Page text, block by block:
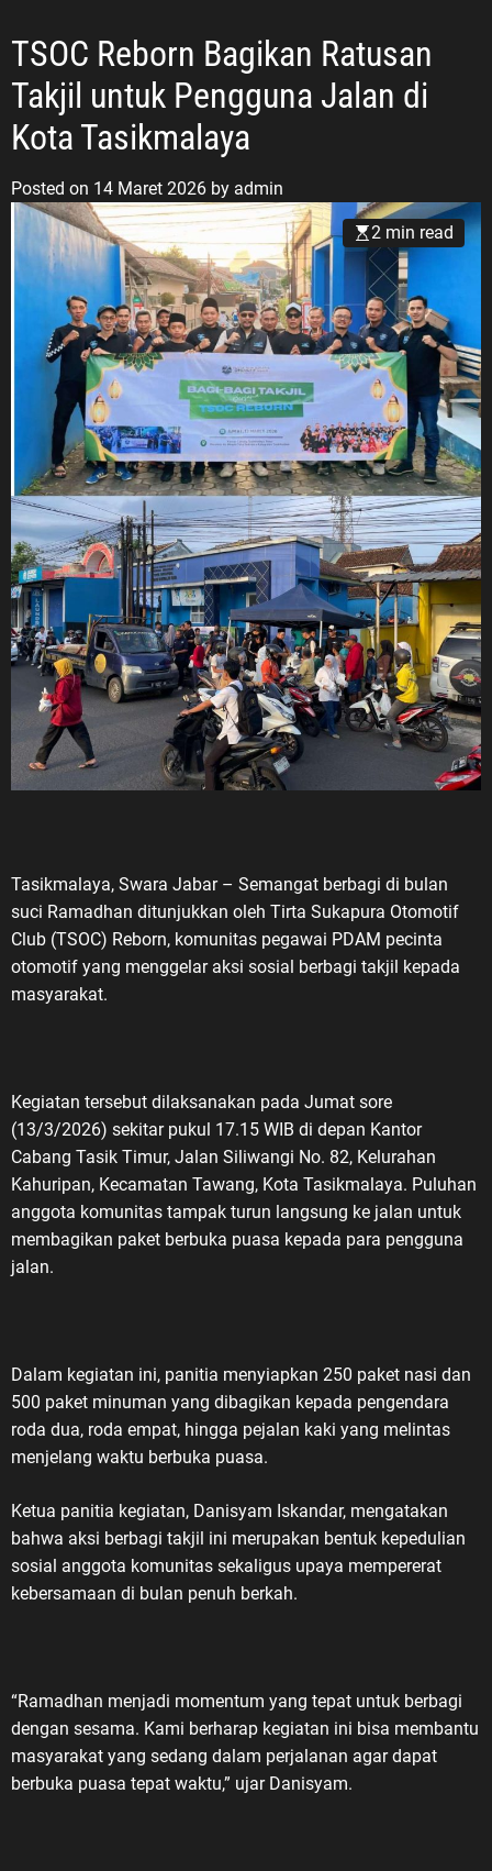
jasa,
para
menjaga
PC
Hari
para
sarat
Terima
bangsa
veteran
ingatan
di tengah
dan
(LVRI)
dan
dan
harus
ujar
Nasional
Nomor
Veteran
pada
serta
67
TSOC Reborn Bagikan Ratusan
Takjil untuk Pengguna Jalan di
Kota Tasikmalaya
Posted on 14 Maret 2026 by admin
2 min read
Tasikmalaya, Swara Jabar – Semangat berbagi di bulan
suci Ramadhan ditunjukkan oleh Tirta Sukapura Otomotif
Club (TSOC) Reborn, komunitas pegawai PDAM pecinta
otomotif yang menggelar aksi sosial berbagi takjil kepada
masyarakat.
Kegiatan tersebut dilaksanakan pada Jumat sore
(13/3/2026) sekitar pukul 17.15 WIB di depan Kantor
Cabang Tasik Timur, Jalan Siliwangi No. 82, Kelurahan
Kahuripan, Kecamatan Tawang, Kota Tasikmalaya. Puluhan
anggota komunitas tampak turun langsung ke jalan untuk
membagikan paket berbuka puasa kepada para pengguna
jalan.
Dalam kegiatan ini, panitia menyiapkan 250 paket nasi dan
500 paket minuman yang dibagikan kepada pengendara
roda dua, roda empat, hingga pejalan kaki yang melintas
menjelang waktu berbuka puasa.
Ketua panitia kegiatan, Danisyam Iskandar, mengatakan
bahwa aksi berbagi takjil ini merupakan bentuk kepedulian
sosial anggota komunitas sekaligus upaya mempererat
kebersamaan di bulan penuh berkah.
“Ramadhan menjadi momentum yang tepat untuk berbagi
dengan sesama. Kami berharap kegiatan ini bisa membantu
masyarakat yang sedang dalam perjalanan agar dapat
berbuka puasa tepat waktu,” ujar Danisyam.